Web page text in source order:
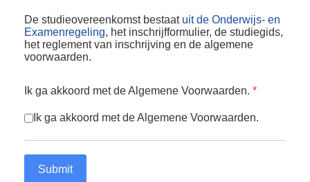
De studieovereenkomst bestaat uit de Onderwijs- en
Examenregeling, het inschrijfformulier, de studiegids,
het reglement van inschrijving en de algemene
voorwaarden.
Ik ga akkoord met de Algemene Voorwaarden. *
Ik ga akkoord met de Algemene Voorwaarden.
Submit